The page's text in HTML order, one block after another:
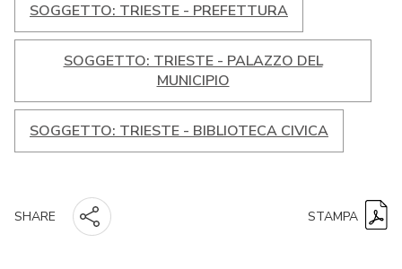
SOGGETTO: TRIESTE - PREFETTURA
SOGGETTO: TRIESTE - PALAZZO DEL
MUNICIPIO
SOGGETTO: TRIESTE - BIBLIOTECA CIVICA
SHARE STAMPA